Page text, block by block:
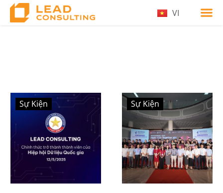
VI
Sự Kiện Sự Kiện